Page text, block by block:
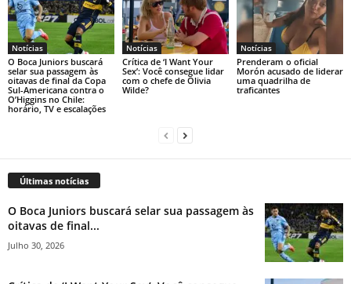
Notícias
O Boca Juniors buscará
selar sua passagem às
oitavas de final da Copa
Sul-Americana contra o
O’Higgins no Chile:
horário, TV e escalações
Notícias
Crítica de ‘I Want Your
Sex’: Você consegue lidar
com o chefe de Olivia
Wilde?
Notícias
Prenderam o oficial
Morón acusado de liderar
uma quadrilha de
traficantes
Últimas notícias
O Boca Juniors buscará selar sua passagem às
oitavas de final...
Julho 30, 2026